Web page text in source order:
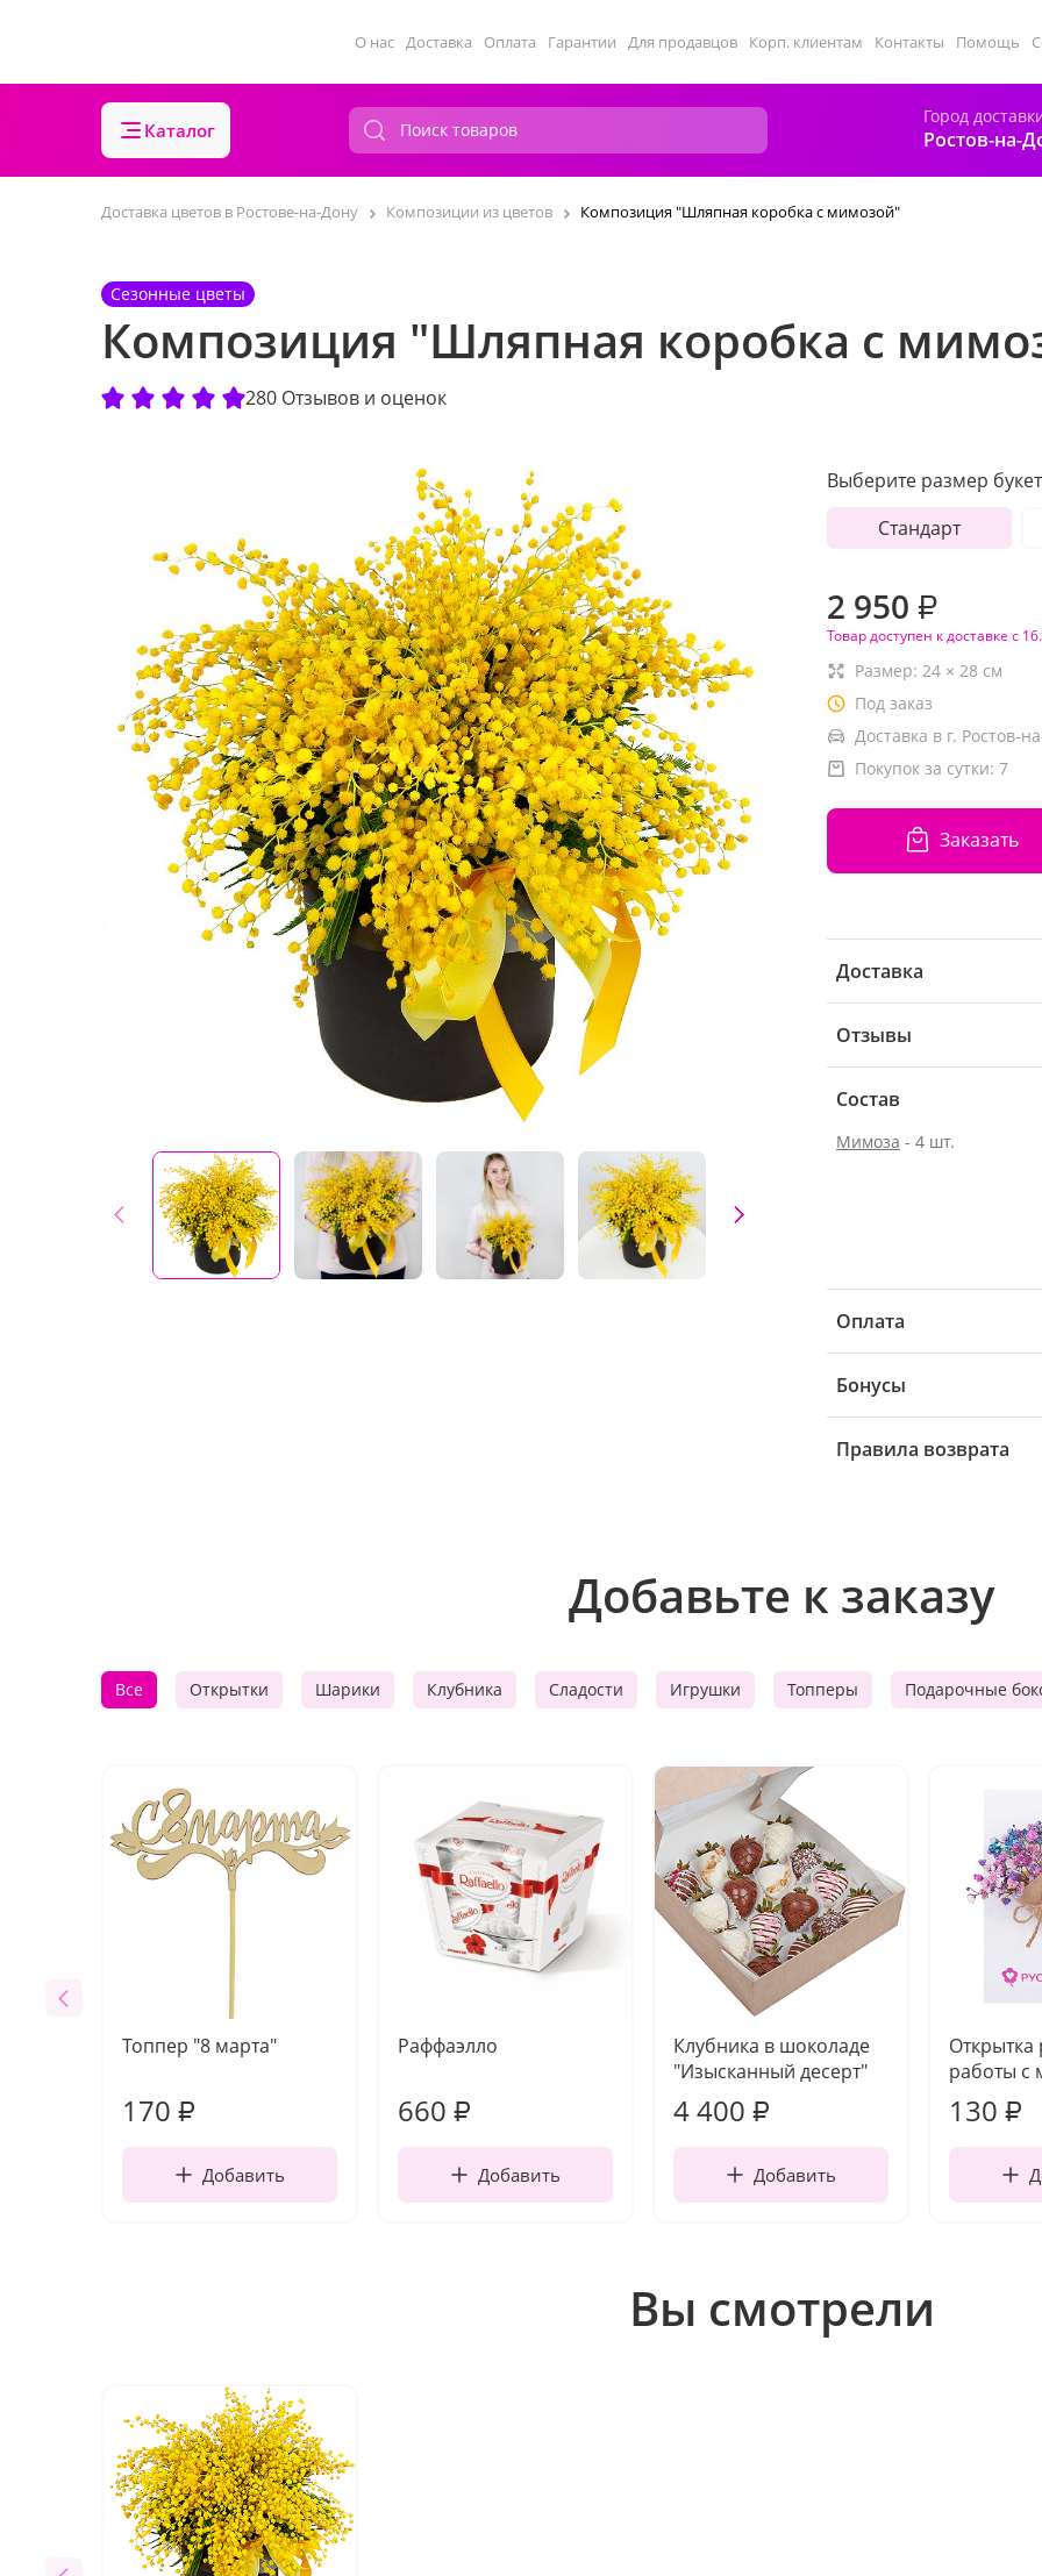
О нас Доставка Оплата Гарантии Для продавцов Корп. клиентам Контакты Помощь
Каталог
Город
Ростов-на-
Доставка цветов в Ростове-на-Дону Композиции из цветов Композиция "Шляпная коробка с мимозой"
Сезонные цветы
Композиция "Шляпная коробка с
280 Отзывов и оценок
Выберите размер
Стандарт
2 950 ₽
Товар доступен к доставке с
Размер: 24 × 28 см
Под заказ
Доставка в г. Ростов-
Покупок за сутки: 7
Заказать
Доставка
Отзывы
Состав
Мимоза - 4 шт.
Оплата
Бонусы
Правила возврата
Добавьте к заказу
Все Открытки Шарики Клубника Сладости Игрушки Топперы Подарочные
Топпер "8 марта"
170 ₽
Добавить
Раффаэлло
660 ₽
Добавить
Клубника в шоколаде
"Изысканный десерт"
4 400 ₽
Добавить
Открытка
работы с
130 ₽
Вы смотрели